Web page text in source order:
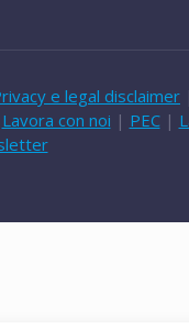
e legal disclaimer
Lavora con noi | PEC|